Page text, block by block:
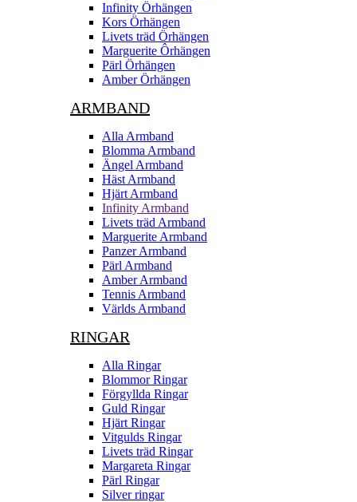
Infinity Örhängen
Kors Örhängen
Livets träd Örhängen
Marguerite Ôrhängen
Pärl Örhängen
Amber Örhängen
ARMBAND
Alla Armband
Blomma Armband
Ängel Armband
Häst Armband
Hjärt Armband
Infinity Armband
Livets träd Armband
Marguerite Armband
Panzer Armband
Pärl Armband
Amber Armband
Tennis Armband
Världs Armband
RINGAR
Alla Ringar
Blommor Ringar
Förgyllda Ringar
Guld Ringar
Hjärt Ringar
Vitgulds Ringar
Livets träd Ringar
Margareta Ringar
Pärl Ringar
Silver ringar